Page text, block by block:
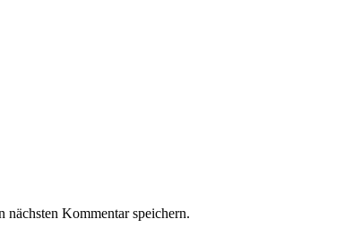
Kommentar speichern.